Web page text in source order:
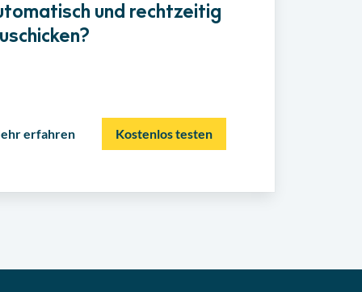
und rechtzeitig
erfahren Kostenlos testen